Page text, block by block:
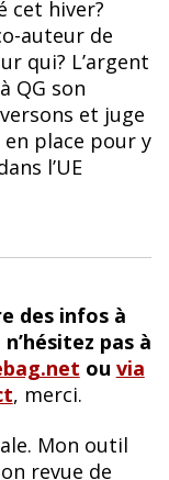
cet hiver?
auteur de
qui? L’argent
QG son
et juge
place pour y
l’UE
des infos à
pas à
ou via
, merci.
Mon outil
revue de